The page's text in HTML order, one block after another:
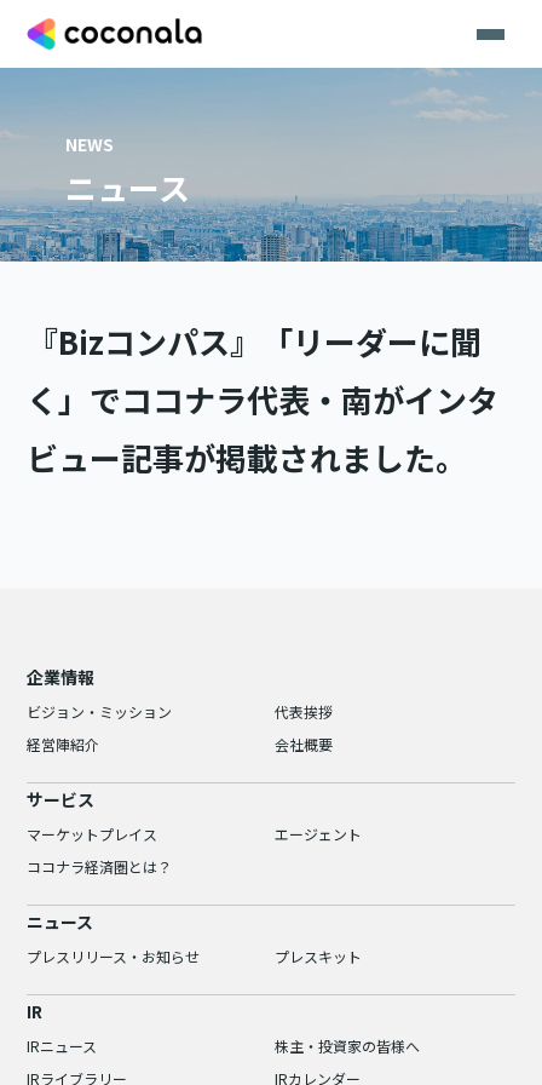
NEWS
ニュース
『Bizコンパス』「リーダーに聞
く」でココナラ代表・南がインタ
ビュー記事が掲載されました。
企業情報
ビジョン・ミッション
代表挨拶
経営陣紹介
会社概要
サービス
マーケットプレイス
エージェント
ココナラ経済圏とは？
ニュース
プレスリリース・お知らせ プレスキット
IR
IRニュース
株主・投資家の皆様へ
IRライブラリー
IRカレンダー